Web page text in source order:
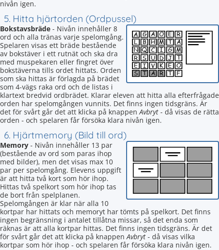
nivån igen.
5. Hitta hjärtorden (Ordpussel)
Bokstavsbräde - Nivån innehåller 8
ord och alla tränas varje spelomgång.
Spelaren visas ett bräde bestående
av bokstäver i ett rutnät och ska dra
med muspekaren eller fingret över
bokstäverna tills ordet hittats. Orden
som ska hittas är förlagda på brädet
som 4-vägs raka ord och de listas i
klartext bredvid ordbrädet. Klarar eleven att hitta alla efterfrågade
orden har spelomgången vunnits. Det finns ingen tidsgräns. Är
det för svårt går det att klicka på knappenAvbryt - då visas de rätta
orden - och spelaren får försöka klara nivån igen.
6. Hjärtmemory (Bild till ord)
Memory - Nivån innehåller 13 par
(bestående av ord som paras ihop
med bilder), men det visas max 10
par per spelomgång. Elevens uppgift
är att hitta två kort som hör ihop.
Hittas två spelkort som hör ihop tas
de bort från spelplanen.
Spelomgången är klar när alla 10
kortpar har hittats och memoryt har tömts på spelkort. Det finns
ingen begränsning i antalet tillåtna missar, så det enda som
räknas är att alla kortpar hittas. Det finns ingen tidsgräns. Är det
för svårt går det att klicka på knappenAvbryt - då visas vilka
kortpar som hör ihop - och spelaren får försöka klara nivån igen.